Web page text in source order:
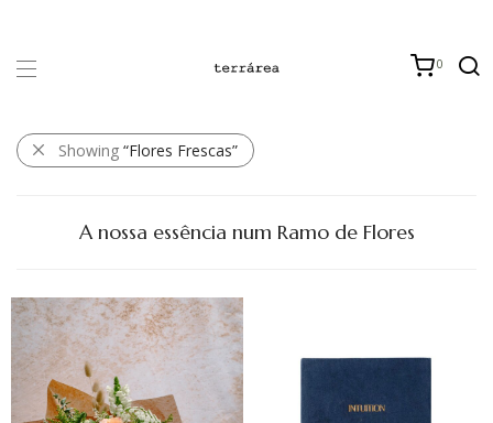
0
Showing “Flores Frescas”
A nossa essência num Ramo de Flores